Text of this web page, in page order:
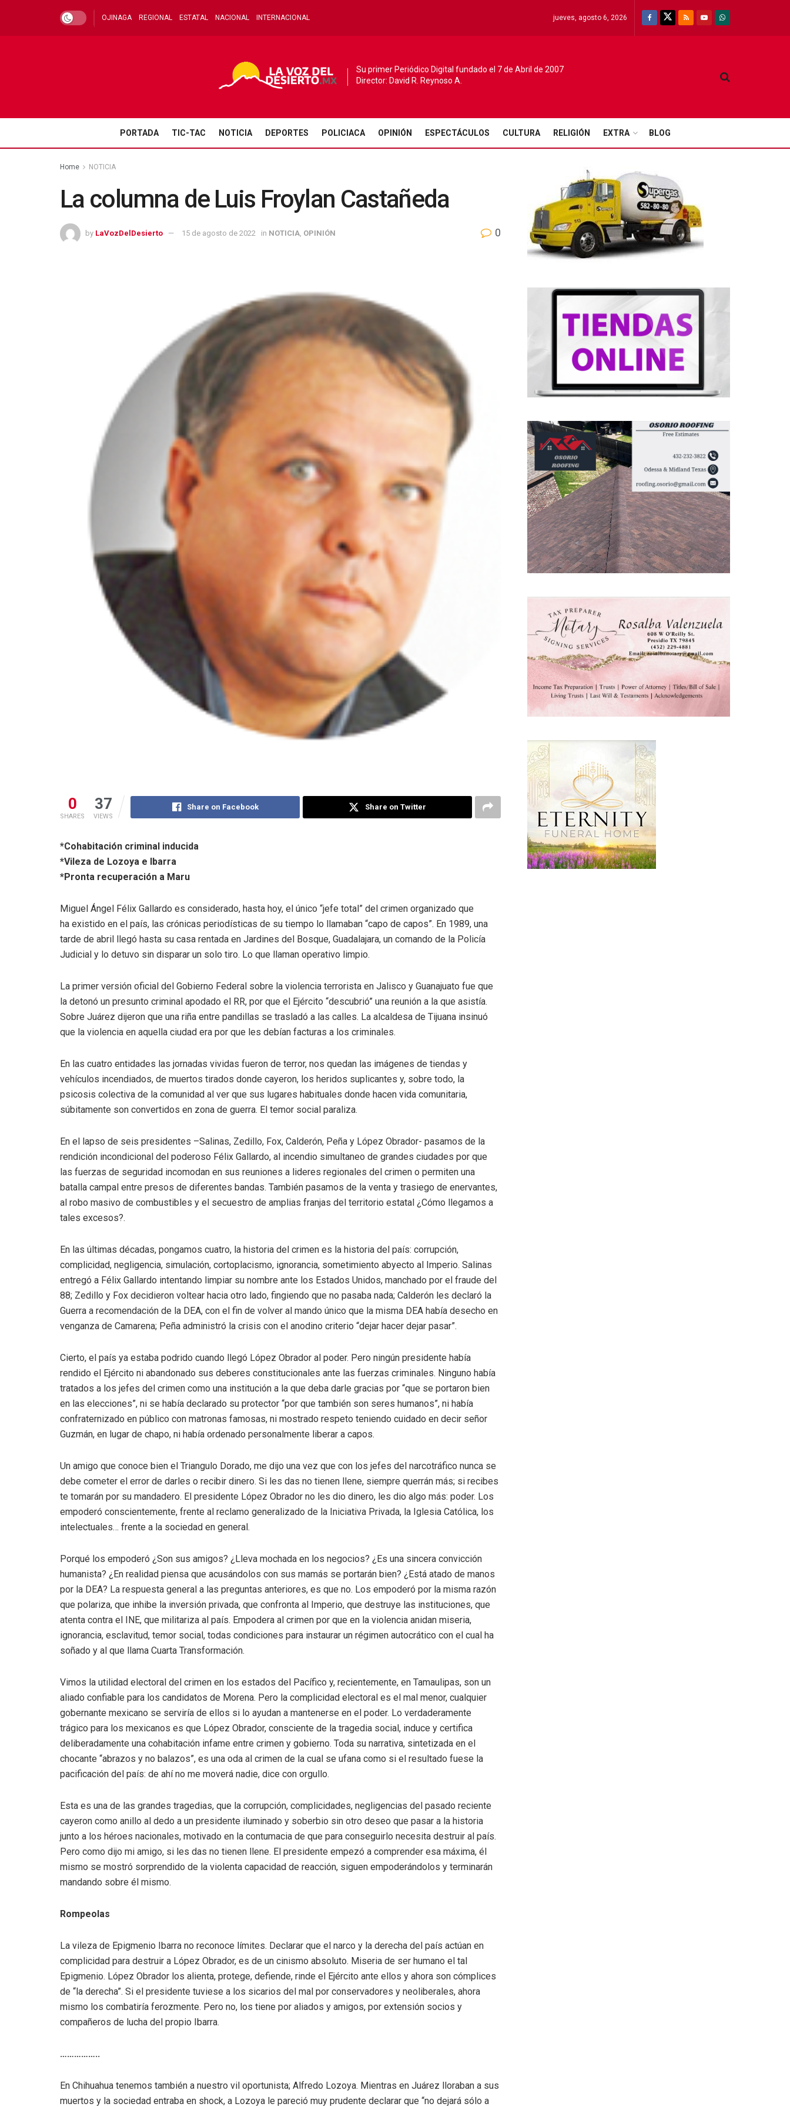
OJINAGA REGIONAL ESTATAL NACIONAL INTERNACIONAL jueves, agosto 6, 2026
Su primer Periódico Digital fundado el 7 de Abril de 2007
Director: David R. Reynoso A.
PORTADA TIC-TAC NOTICIA DEPORTES POLICIACA OPINIÓN ESPECTÁCULOS CULTURA RELIGIÓN EXTRA BLOG
Home NOTICIA
La columna de Luis Froylan Castañeda
by LaVozDelDesierto 15 de agosto de 2022 in NOTICIA OPINIÓN 0
0
SHARES
37
VIEWS
Share on Facebook Share on Twitter
*Cohabitación criminal inducida
*Vileza de Lozoya e Ibarra
*Pronta recuperación a Maru
Miguel Ángel Félix Gallardo es considerado, hasta hoy, el único “jefe total” del crimen organizado que
ha existido en el país, las crónicas periodísticas de su tiempo lo llamaban “capo de capos”. En 1989, una
tarde de abril llegó hasta su casa rentada en Jardines del Bosque, Guadalajara, un comando de la Policía
Judicial y lo detuvo sin disparar un solo tiro. Lo que llaman operativo limpio.
La primer versión oficial del Gobierno Federal sobre la violencia terrorista en Jalisco y Guanajuato fue que
la detonó un presunto criminal apodado el RR, por que el Ejército “descubrió” una reunión a la que asistía.
Sobre Juárez dijeron que una riña entre pandillas se trasladó a las calles. La alcaldesa de Tijuana insinuó
que la violencia en aquella ciudad era por que les debían facturas a los criminales.
En las cuatro entidades las jornadas vividas fueron de terror, nos quedan las imágenes de tiendas y
vehículos incendiados, de muertos tirados donde cayeron, los heridos suplicantes y, sobre todo, la
psicosis colectiva de la comunidad al ver que sus lugares habituales donde hacen vida comunitaria,
súbitamente son convertidos en zona de guerra. El temor social paraliza.
En el lapso de seis presidentes –Salinas, Zedillo, Fox, Calderón, Peña y López Obrador- pasamos de la
rendición incondicional del poderoso Félix Gallardo, al incendio simultaneo de grandes ciudades por que
las fuerzas de seguridad incomodan en sus reuniones a lideres regionales del crimen o permiten una
batalla campal entre presos de diferentes bandas. También pasamos de la venta y trasiego de enervantes,
al robo masivo de combustibles y el secuestro de amplias franjas del territorio estatal ¿Cómo llegamos a
tales excesos?.
En las últimas décadas, pongamos cuatro, la historia del crimen es la historia del país: corrupción,
complicidad, negligencia, simulación, cortoplacismo, ignorancia, sometimiento abyecto al Imperio. Salinas
entregó a Félix Gallardo intentando limpiar su nombre ante los Estados Unidos, manchado por el fraude del
88; Zedillo y Fox decidieron voltear hacia otro lado, fingiendo que no pasaba nada; Calderón les declaró la
Guerra a recomendación de la DEA, con el fin de volver al mando único que la misma DEA había desecho en
venganza de Camarena; Peña administró la crisis con el anodino criterio “dejar hacer dejar pasar”.
Cierto, el país ya estaba podrido cuando llegó López Obrador al poder. Pero ningún presidente había
rendido el Ejército ni abandonado sus deberes constitucionales ante las fuerzas criminales. Ninguno había
tratados a los jefes del crimen como una institución a la que deba darle gracias por “que se portaron bien
en las elecciones”, ni se había declarado su protector “por que también son seres humanos”, ni había
confraternizado en público con matronas famosas, ni mostrado respeto teniendo cuidado en decir señor
Guzmán, en lugar de chapo, ni había ordenado personalmente liberar a capos.
Un amigo que conoce bien el Triangulo Dorado, me dijo una vez que con los jefes del narcotráfico nunca se
debe cometer el error de darles o recibir dinero. Si les das no tienen llene, siempre querrán más; si recibes
te tomarán por su mandadero. El presidente López Obrador no les dio dinero, les dio algo más: poder. Los
empoderó conscientemente, frente al reclamo generalizado de la Iniciativa Privada, la Iglesia Católica, los
intelectuales… frente a la sociedad en general.
Porqué los empoderó ¿Son sus amigos? ¿Lleva mochada en los negocios? ¿Es una sincera convicción
humanista? ¿En realidad piensa que acusándolos con sus mamás se portarán bien? ¿Está atado de manos
por la DEA? La respuesta general a las preguntas anteriores, es que no. Los empoderó por la misma razón
que polariza, que inhibe la inversión privada, que confronta al Imperio, que destruye las instituciones, que
atenta contra el INE, que militariza al país. Empodera al crimen por que en la violencia anidan miseria,
ignorancia, esclavitud, temor social, todas condiciones para instaurar un régimen autocrático con el cual ha
soñado y al que llama Cuarta Transformación.
Vimos la utilidad electoral del crimen en los estados del Pacífico y, recientemente, en Tamaulipas, son un
aliado confiable para los candidatos de Morena. Pero la complicidad electoral es el mal menor, cualquier
gobernante mexicano se serviría de ellos si lo ayudan a mantenerse en el poder. Lo verdaderamente
trágico para los mexicanos es que López Obrador, consciente de la tragedia social, induce y certifica
deliberadamente una cohabitación infame entre crimen y gobierno. Toda su narrativa, sintetizada en el
chocante “abrazos y no balazos”, es una oda al crimen de la cual se ufana como si el resultado fuese la
pacificación del país: de ahí no me moverá nadie, dice con orgullo.
Esta es una de las grandes tragedias, que la corrupción, complicidades, negligencias del pasado reciente
cayeron como anillo al dedo a un presidente iluminado y soberbio sin otro deseo que pasar a la historia
junto a los héroes nacionales, motivado en la contumacia de que para conseguirlo necesita destruir al país.
Pero como dijo mi amigo, si les das no tienen llene. El presidente empezó a comprender esa máxima, él
mismo se mostró sorprendido de la violenta capacidad de reacción, siguen empoderándolos y terminarán
mandando sobre él mismo.
Rompeolas
La vileza de Epigmenio Ibarra no reconoce límites. Declarar que el narco y la derecha del país actúan en
complicidad para destruir a López Obrador, es de un cinismo absoluto. Miseria de ser humano el tal
Epigmenio. López Obrador los alienta, protege, defiende, rinde el Ejército ante ellos y ahora son cómplices
de “la derecha”. Si el presidente tuviese a los sicarios del mal por conservadores y neoliberales, ahora
mismo los combatiría ferozmente. Pero no, los tiene por aliados y amigos, por extensión socios y
compañeros de lucha del propio Ibarra.
……………..
En Chihuahua tenemos también a nuestro vil oportunista; Alfredo Lozoya. Mientras en Juárez lloraban a sus
muertos y la sociedad entraba en shock, a Lozoya le pareció muy prudente declarar que “no dejará sólo a